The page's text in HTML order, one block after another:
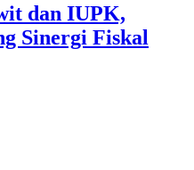
dan IUPK,
Sinergi Fiskal